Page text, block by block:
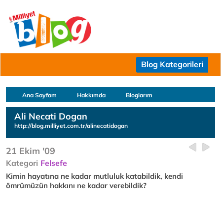
Blog Kategorileri
Ana Sayfam Hakkımda Bloglarım
Ali Necati Dogan
http://blog.milliyet.com.tr/alinecatidogan
21 Ekim '09
Kategori Felsefe
Kimin hayatına ne kadar mutluluk katabildik, kendi
ömrümüzün hakkını ne kadar verebildik?